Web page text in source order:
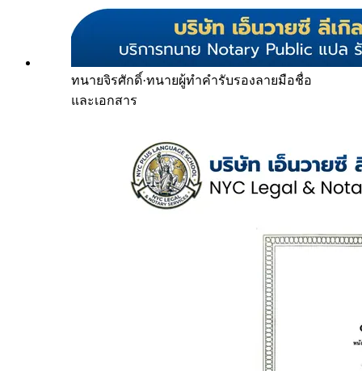
ทนายจิรศักดิ์·ทนายผู้ทำคำรับรองลายมือชื่อ
และเอกสาร